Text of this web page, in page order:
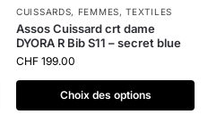
CUISSARDS, FEMMES,TEXTILES
Assos Cuissard crt dame
DYORA R Bib S11 – secret blue
CHF 199.00
Choix des options